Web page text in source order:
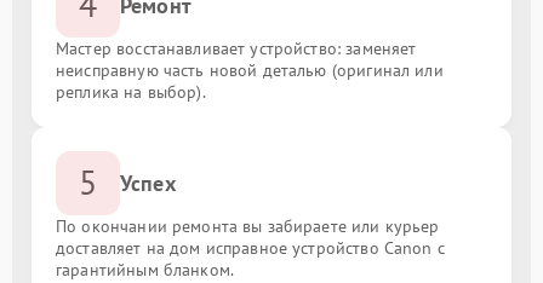
Мастер восстанавливает устройство: заменяет
неисправную часть новой деталью (оригинал или
реплика на выбор).
5 Успех
По окончании ремонта вы забираете или курьер
доставляет на дом исправное устройство Canon с
гарантийным бланком.